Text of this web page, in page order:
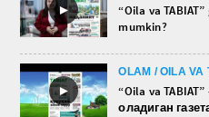
►
“Oila va
mumkin?
►
OLAM / OILA VA
“Oila va
оладиган